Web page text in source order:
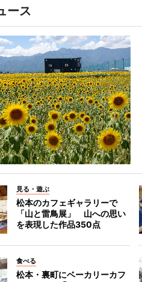
ース
見る・遊ぶ
松本のカフェギャラリーで
「山と雷鳥展」 山への思い
を表現した作品350点
食べる
松本・裏町にベーカリーカフ